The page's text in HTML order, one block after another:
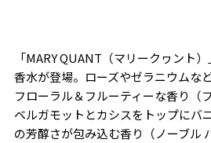
「MARY QUANT（マリークヮント
香水が登場。ローズやゼラニウムな
フローラル＆フルーティーな香り（
ベルガモットとカシスをトップにバ
の芳醇さが包み込む香り（ノーブル